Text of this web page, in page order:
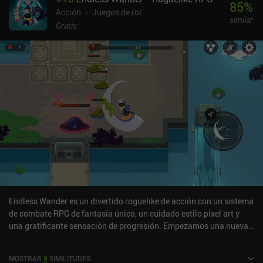
Acción
Juegos de rol
Gratis
85%
similar
Endless Wander es un divertido roguelike de acción con un sistema
de combate RPG de fantasía único, un cuidado estilo pixel art y
una gratificante sensación de progresión. Empezamos una nueva
MOSTRAR 9 SIMILITUDES